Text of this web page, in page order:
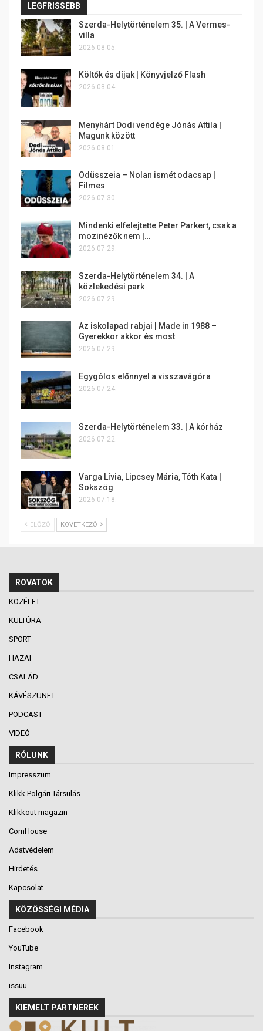
LEGFRISSEBB
Szerda-Helytörténelem 35. | A Vermes-
villa
2026.08.05.
Költők és díjak | Könyvjelző Flash
2026.08.04.
Menyhárt Dodi vendége Jónás Attila |
Magunk között
2026.08.01.
Odüsszeia – Nolan ismét odacsap |
Filmes
2026.07.30.
Mindenki elfelejtette Peter Parkert, csak a
mozinézők nem |…
2026.07.29.
Szerda-Helytörténelem 34. | A
közlekedési park
2026.07.29.
Az iskolapad rabjai | Made in 1988 –
Gyerekkor akkor és most
2026.07.29.
Egygólos előnnyel a visszavágóra
2026.07.24.
Szerda-Helytörténelem 33. | A kórház
2026.07.22.
Varga Lívia, Lipcsey Mária, Tóth Kata |
Sokszög
2026.07.18.
ELŐZŐ KÖVETKEZŐ
ROVATOK
KÖZÉLET
KULTÚRA
SPORT
HAZAI
CSALÁD
KÁVÉSZÜNET
PODCAST
VIDEÓ
RÓLUNK
Impresszum
Klikk Polgári Társulás
Klikkout magazin
CornHouse
Adatvédelem
Hirdetés
Kapcsolat
KÖZÖSSÉGI MÉDIA
Facebook
YouTube
Instagram
issuu
KIEMELT PARTNEREK